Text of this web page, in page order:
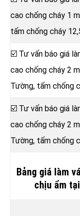
cao chống cháy 1
tấm chống cháy
☑️ Tư vấn báo giá
cao chống cháy 2
Tường, tấm chống
☑️ Tư vấn báo giá
cao chống cháy 2
Tường, tấm chống
Bảng giá làm
chịu ẩm